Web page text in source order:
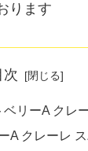
ります
次
リーA クレ
A クレーレ